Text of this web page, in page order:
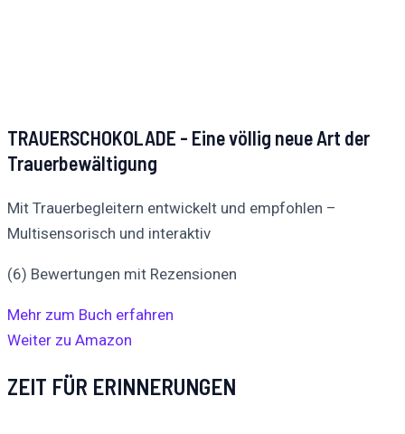
TRAUERSCHOKOLADE - Eine völlig neue Art der
Trauerbewältigung
Mit Trauerbegleitern entwickelt und empfohlen –
Multisensorisch und interaktiv
(6) Bewertungen mit Rezensionen
Mehr zum Buch erfahren
Weiter zu Amazon
ZEIT FÜR ERINNERUNGEN